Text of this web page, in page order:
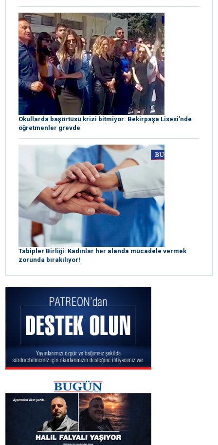
Okullarda başörtüsü krizi bitmiyor: Bekirpaşa Lisesi’nde
öğretmenler grevde
Tabipler Birliği: Kadınlar her alanda mücadele vermek
zorunda bırakılıyor!